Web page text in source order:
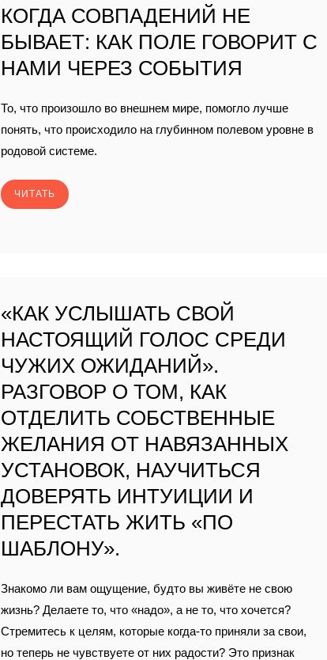
КОГДА СОВПАДЕНИЙ НЕ
БЫВАЕТ: КАК ПОЛЕ ГОВОРИТ С
НАМИ ЧЕРЕЗ СОБЫТИЯ
То, что произошло во внешнем мире, помогло лучше
понять, что происходило на глубинном полевом уровне в
родовой системе.
ЧИТАТЬ
«КАК УСЛЫШАТЬ СВОЙ
НАСТОЯЩИЙ ГОЛОС СРЕДИ
ЧУЖИХ ОЖИДАНИЙ».
РАЗГОВОР О ТОМ, КАК
ОТДЕЛИТЬ СОБСТВЕННЫЕ
ЖЕЛАНИЯ ОТ НАВЯЗАННЫХ
УСТАНОВОК, НАУЧИТЬСЯ
ДОВЕРЯТЬ ИНТУИЦИИ И
ПЕРЕСТАТЬ ЖИТЬ «ПО
ШАБЛОНУ».
Знакомо ли вам ощущение, будто вы живёте не свою
жизнь? Делаете то, что «надо», а не то, что хочется?
Стремитесь к целям, которые когда‑то приняли за свои,
но теперь не чувствуете от них радости? Это признак